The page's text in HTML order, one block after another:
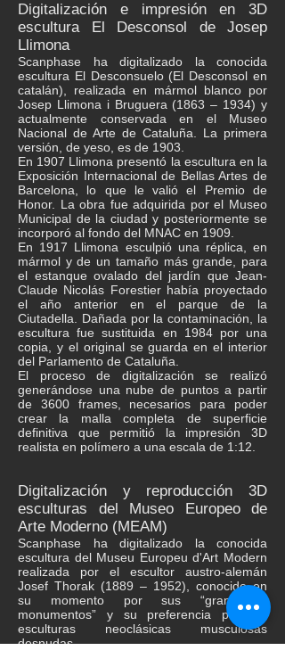
Digitalización e impresión en 3D
escultura El Desconsol de Josep
Llimona
Scanphase ha digitalizado la conocida
escultura El Desconsuelo (El Desconsol en
catalán), realizada en mármol blanco por
Josep Llimona i Bruguera (1863 – 1934) y
actualmente conservada en el Museo
Nacional de Arte de Cataluña. La primera
versión, de yeso, es de 1903.​
En 1907 Llimona presentó la escultura en la
Exposición Internacional de Bellas Artes de
Barcelona, lo que le valió el Premio de
Honor. La obra fue adquirida por el Museo
Municipal de la ciudad y posteriormente se
incorporó al fondo del MNAC en 1909.
En 1917 Llimona esculpió una réplica, en
mármol y de un tamaño más grande, para
el estanque ovalado del jardín que Jean-
Claude Nicolás Forestier había proyectado
el año anterior en el parque de la
Ciutadella. Dañada por la contaminación, la
escultura fue sustituida en 1984 por una
copia, y el original se guarda en el interior
del Parlamento de Cataluña.
El proceso de digitalización se realizó
generándose una nube de puntos a partir
de 3600 frames, necesarios para poder
crear la malla completa de superficie
definitiva que permitió la impresión 3D
realista en polímero a una escala de 1:12.
Digitalización y reproducción 3D
esculturas del Museo Europeo de
Arte Moderno (MEAM)
Scanphase ha digitalizado la conocida
escultura del Museu Europeu d'Art Modern
realizada por el escultor austro-alemán
Josef Thorak (1889 – 1952), conocido en
su momento por sus “grandiosos
monumentos” y su preferencia por las
esculturas neoclásicas musculosas
desnudas.